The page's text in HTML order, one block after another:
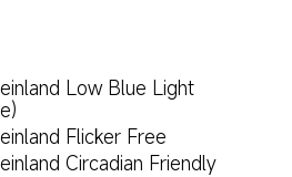
Low Blue Light
Flicker Free
Circadian Friendly